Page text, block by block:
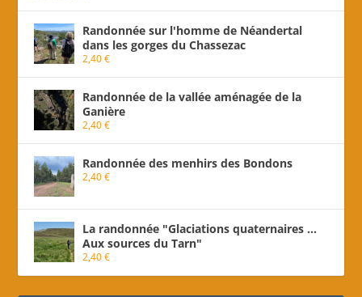
Randonnée sur l'homme de Néandertal
dans les gorges du Chassezac
2,40€
Randonnée de la vallée aménagée de la
Ganière
2,40€
Randonnée des menhirs des Bondons
2,40€
La randonnée "Glaciations quaternaires ...
Aux sources du Tarn"
2,40€